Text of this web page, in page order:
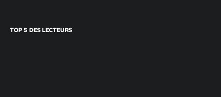
TOP 5 DES LECTEURS